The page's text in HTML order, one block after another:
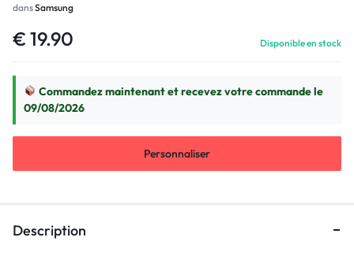
dansSamsung
€ 19.90 Disponible en stock
Commandez maintenant et recevez votre commande le
09/08/2026
Personnaliser
Description